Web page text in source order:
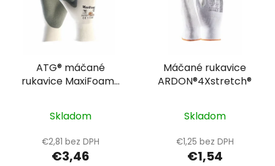
ATG® máčané
rukavice MaxiFoam®
Skladom
€2,81 bez DPH
€3,46
Máčané rukavice
ARDON®4Xstretch®
Skladom
€1,25 bez DPH
€1,54